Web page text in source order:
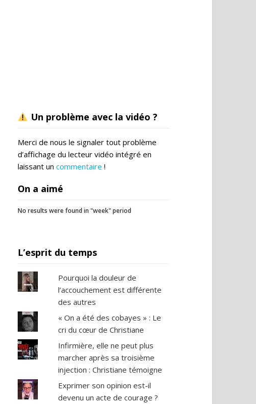
Un problème avec la vidéo ?
Merci de nous le signaler tout problème
d’affichage du lecteur vidéo intégré en
laissant un commentaire !
On a aimé
No results were found in "week" period
L’esprit du temps
Pourquoi la douleur de
l’accouchement est différente
des autres
« On a été des cobayes » : Le
cri du cœur de Christiane
Infirmière, elle ne peut plus
marcher après sa troisième
injection : Christiane témoigne
Exprimer son opinion est-il
devenu un acte de courage ?